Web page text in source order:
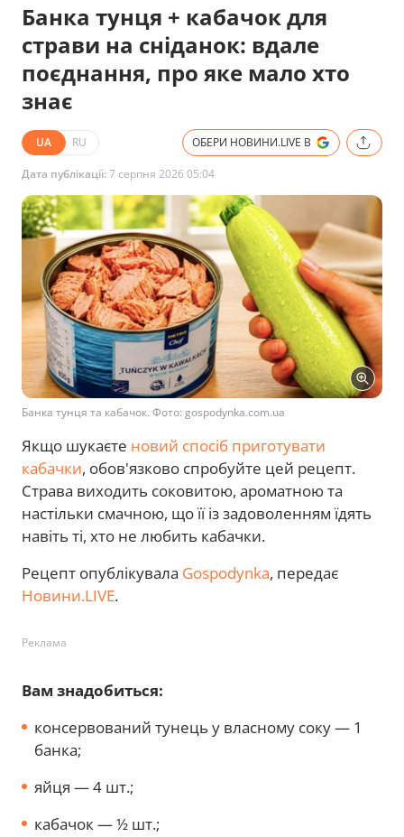
Банка тунця + кабачок для
страви на сніданок: вдале
поєднання, про яке мало хто
знає
UA RU ОБЕРИ НОВИНИ.LIVE В
Дата публікації:7 серпня 2026 05:04
Банка тунця та кабачок. Фото: gospodynka.com.ua
Якщо шукаєте новий спосіб приготувати
кабачки, обов'язково спробуйте цей рецепт.
Страва виходить соковитою, ароматною та
настільки смачною, що її із задоволенням їдять
навіть ті, хто не любить кабачки.
Рецепт опублікувала Gospodynka, передає
Новини.LIVE.
Реклама
Вам знадобиться:
консервований тунець у власному соку — 1
банка;
яйця — 4 шт.;
кабачок — ½ шт.;